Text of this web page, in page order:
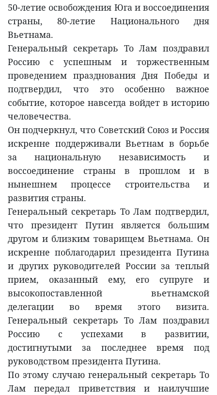
50-летие освобождения Юга и воссоединения
страны, 80-летие Национального дня
Вьетнама.
Генеральный секретарь То Лам поздравил
Россию с успешным и торжественным
проведением празднования Дня Победы и
подтвердил, что это особенно важное
событие, которое навсегда войдет в историю
человечества.
Он подчеркнул, что Советский Союз и Россия
искренне поддерживали Вьетнам в борьбе
за национальную независимость и
воссоединение страны в прошлом и в
нынешнем процессе строительства и
развития страны.
Генеральный секретарь То Лам подтвердил,
что президент Путин является большим
другом и близким товарищем Вьетнама. Он
искренне поблагодарил президента Путина
и других руководителей России за теплый
прием, оказанный ему, его супруге и
высокопоставленной вьетнамской
делегации во время этого визита.
Генеральный секретарь То Лам поздравил
Россию с успехами в развитии,
достигнутыми за последнее время под
руководством президента Путина.
По этому случаю генеральный секретарь То
Лам передал приветствия и наилучшие